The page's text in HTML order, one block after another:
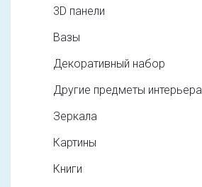
3D панели
Вазы
Декоративный набор
Другие предметы интерьера
Зеркала
Картины
Книги